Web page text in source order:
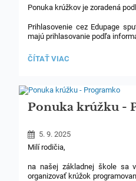
Ponuka krúžkov je zoradená
Prihlasovenie cez Edupage
majú prihlasovanie podľa
Koniec prihlasovania cez
ZOZNAM
2025/26:
ČÍTAŤ VIAC
Ponuka krúžku -
5. 9. 2025
Milí rodičia,
na našej základnej škole sa
organizovať krúžok